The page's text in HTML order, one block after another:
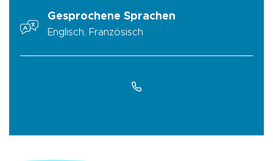
Gesprochene Sprachen
Englisch, Französisch